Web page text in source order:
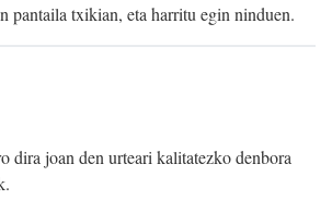
pantaila txikian, eta harritu egin ninduen.
dira joan den urteari kalitatezko denbora